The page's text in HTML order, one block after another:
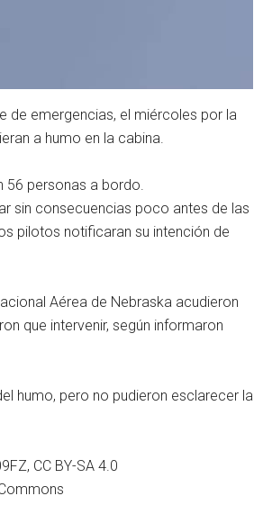
de emergencias, el miércoles por la
a humo en la cabina.
56 personas a bordo.
sin consecuencias poco antes de las
pilotos notificaran su intención de
Aérea de Nebraska acudieron
que intervenir, según informaron
humo, pero no pudieron esclarecer la
CC BY-SA 4.0